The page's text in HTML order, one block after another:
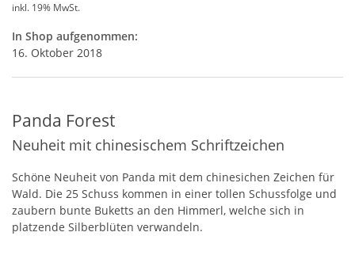
inkl. 19% MwSt.
In Shop aufgenommen:
16. Oktober 2018
Panda Forest
Neuheit mit chinesischem Schriftzeichen
Schöne Neuheit von Panda mit dem chinesichen Zeichen für
Wald. Die 25 Schuss kommen in einer tollen Schussfolge und
zaubern bunte Buketts an den Himmerl, welche sich in
platzende Silberblüten verwandeln.